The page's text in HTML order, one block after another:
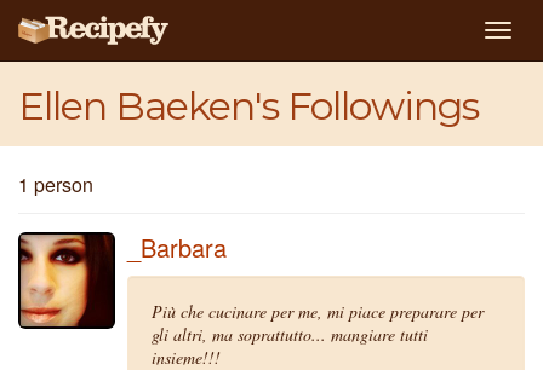
Ellen Baeken's Followings
1 person
_Barbara
Più che cucinare per me, mi piace preparare per
gli altri, ma soprattutto... mangiare tutti
insieme!!!